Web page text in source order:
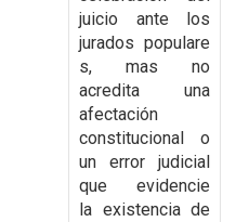
juicio ante los
jurados populare
s, mas no
acredita una
afectación
constitucional o
un error judicial
que evidencie
la existencia de